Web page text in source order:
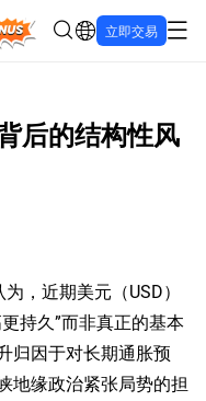
立即交易
后的结构性风
，近期美元（USD）
持久”而非真正的基本
归因于对长期通胀预
地缘政治紧张局势的担